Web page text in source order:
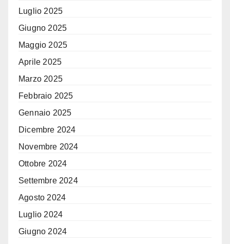
Luglio 2025
Giugno 2025
Maggio 2025
Aprile 2025
Marzo 2025
Febbraio 2025
Gennaio 2025
Dicembre 2024
Novembre 2024
Ottobre 2024
Settembre 2024
Agosto 2024
Luglio 2024
Giugno 2024